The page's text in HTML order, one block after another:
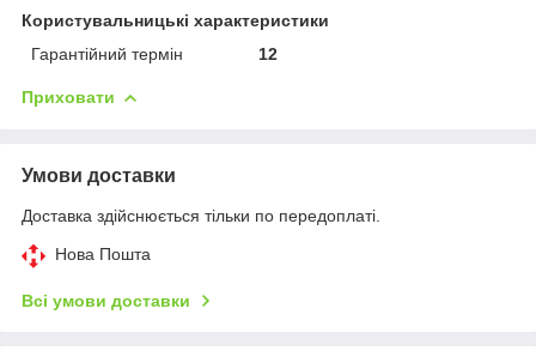
Користувальницькі характеристики
Гарантійний термін
12
Приховати
Умови доставки
Доставка здійснюється тільки по передоплаті.
Нова Пошта
Всі умови доставки